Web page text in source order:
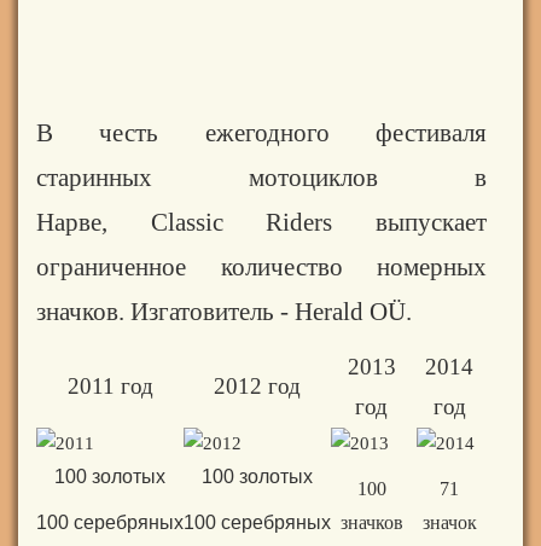
В честь ежегодного фестиваля
старинных мотоциклов в
Нарве, ClassicRiders выпускает
ограниченное количество номерных
значков. Изгатовитель - Herald OÜ.
2011 год 2012 год
2013
год
2014
год
100 золотых
100 серебряных
100 золотых
100 серебряных
100
значков
71
значок